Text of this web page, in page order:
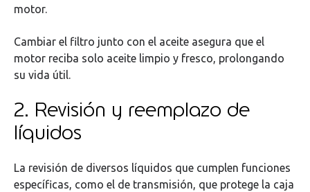
motor.
Cambiar el filtro junto con el aceite asegura que el
motor reciba solo aceite limpio y fresco, prolongando
su vida útil.
2. Revisión y reemplazo de
líquidos
La revisión de diversos líquidos que cumplen funciones
específicas, como el de transmisión, que protege la caja